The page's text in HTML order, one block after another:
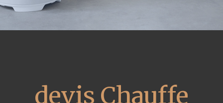
devis Chauffe